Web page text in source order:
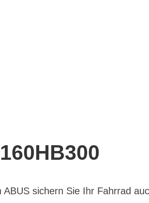
sichern Sie Ihr Fahrrad